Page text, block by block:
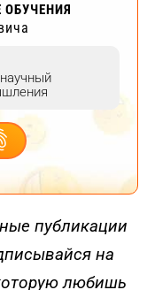
публикации
на
любишь